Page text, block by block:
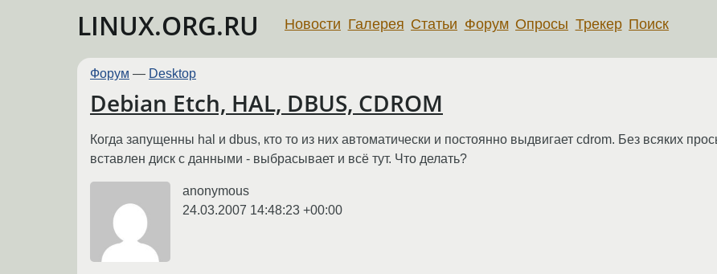
LINUX.ORG.RU Новости Галерея Статьи Форум Опросы Трекер Поиск
Форум — Desktop
Debian Etch, HAL, DBUS, CDROM
Когда запущенны hal и dbus, кто то из них автоматически и постоянно выдвигает cdrom. Без всяких
вставлен диск с данными - выбрасывает и всё тут. Что делать?
anonymous
24.03.2007 14:48:23 +00:00